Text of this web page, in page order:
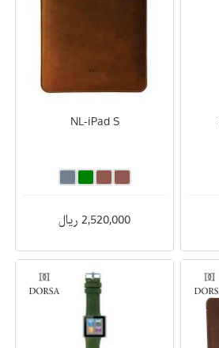
NL-iPad S
2,520,000 ریال